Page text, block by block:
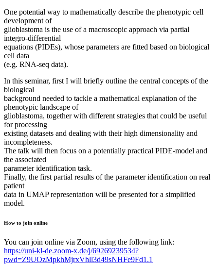
One potential way to mathematically describe the phenotypic cell
development of
glioblastoma is the use of a macroscopic approach via partial
integro-differential
equations (PIDEs), whose parameters are fitted based on biological
cell data
(e.g. RNA-seq data).
In this seminar, first I will briefly outline the central concepts of the
biological
background needed to tackle a mathematical explanation of the
phenotypic landscape of
glioblastoma, together with different strategies that could be useful
for processing
existing datasets and dealing with their high dimensionality and
incompleteness.
The talk will then focus on a potentially practical PIDE-model and
the associated
parameter identification task.
Finally, the first partial results of the parameter identification on real
patient
data in UMAP representation will be presented for a simplified
model.
How to join online
You can join online via Zoom, using the following link:
https://uni-kl-de.zoom-x.de/j/69269239534?
pwd=Z9UOzMpkhMjrxVhll3d49sNHFe9Fd1.1